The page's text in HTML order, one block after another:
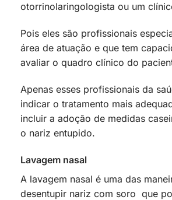
otorrinolaringologista ou um
Pois eles são profissionais
área de atuação e que tem
avaliar o quadro clínico do
Apenas esses profissionais da
indicar o tratamento mais
incluir a adoção de medidas
o nariz entupido.
Lavagem nasal
A lavagem nasal é uma das
desentupir nariz com soro que